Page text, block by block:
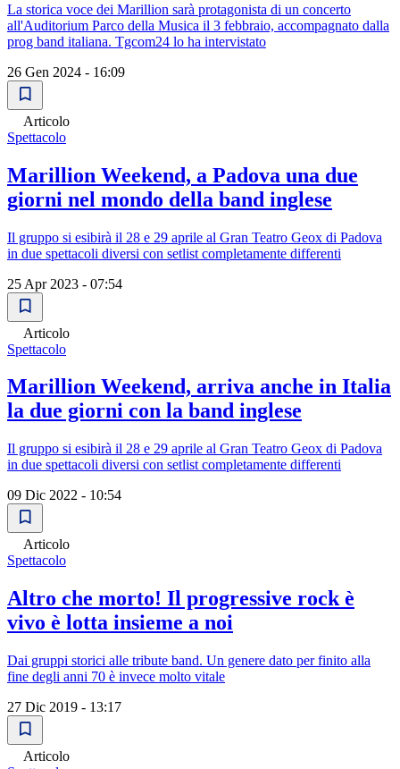
La storica voce dei Marillion sarà protagonista di un concerto
all'Auditorium Parco della Musica il 3 febbraio, accompagnato dalla
prog band italiana. Tgcom24 lo ha intervistato
26 Gen 2024 - 16:09
Articolo
Spettacolo
Marillion Weekend, a Padova una due
giorni nel mondo della band inglese
Il gruppo si esibirà il 28 e 29 aprile al Gran Teatro Geox di Padova
in due spettacoli diversi con setlist completamente differenti
25 Apr 2023 - 07:54
Articolo
Spettacolo
Marillion Weekend, arriva anche in Italia
la due giorni con la band inglese
Il gruppo si esibirà il 28 e 29 aprile al Gran Teatro Geox di Padova
in due spettacoli diversi con setlist completamente differenti
09 Dic 2022 - 10:54
Articolo
Spettacolo
Altro che morto! Il progressive rock è
vivo è lotta insieme a noi
Dai gruppi storici alle tribute band. Un genere dato per finito alla
fine degli anni 70 è invece molto vitale
27 Dic 2019 - 13:17
Articolo